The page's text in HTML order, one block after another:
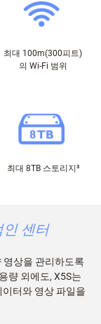
최대 100m(300피트)
의 Wi-Fi 범위
최대 8TB 스토리지³
인 센터
영상을 관리하도록
량 외에도, X5S는
이터와 영상 파일을